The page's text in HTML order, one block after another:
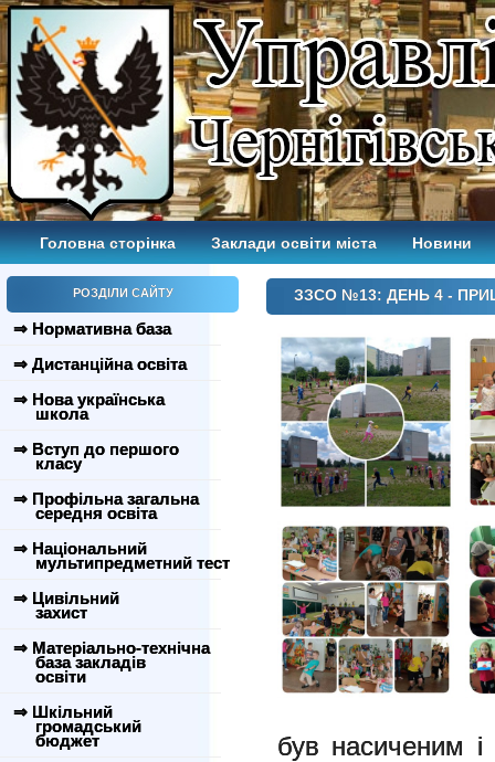
Головна сторінка Заклади освіти міста Новини
РОЗДІЛИ САЙТУ
⇒ Нормативна база
⇒ Дистанційна освіта
⇒ Нова українська
школа
⇒ Вступ до першого
класу
⇒ Профільна загальна
середня освіта
⇒ Національний
мультипредметний тест
⇒ Цивільний
захист
⇒ Матеріально-технічна
база закладів
освіти
⇒ Шкільний
громадський
бюджет
ЗЗСО №13: ДЕНЬ 4 -
був насиченим і